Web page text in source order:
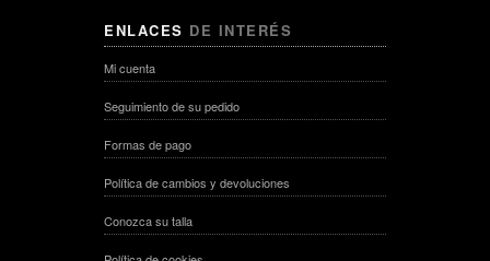
ENLACES DE INTERÉS
Mi cuenta
Seguimiento de su pedido
Formas de pago
Política de cambios y devoluciones
Conozca su talla